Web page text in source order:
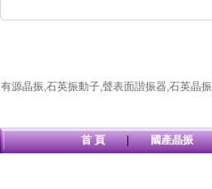
有源晶振,石英振動子,聲表面諧振器,石英晶振
首 頁 | 國產晶振